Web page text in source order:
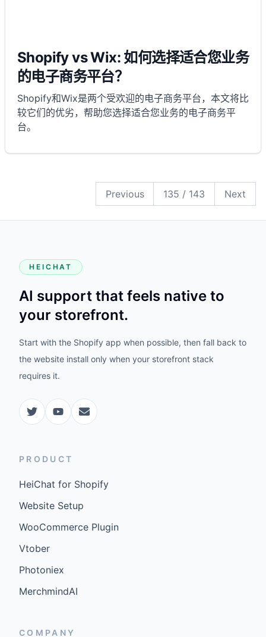
Shopify vs Wix: 如何选择适合您业务
的电子商务平台？
Shopify和Wix是两个受欢迎的电子商务平台，本文将比
较它们的优劣，帮助您选择适合您业务的电子商务平
台。
Previous 135 / 143 Next18
19
20
21
22
23
24
25
26
27
28
29
30
31
32
33
34
35
36
37
38
39
40
41
42
43
44
45
46
47
48
49
50
51
52
53
54
55
56
57
58
59
60
61
62
63
64
65
66
67
68
69
70
87
88
89
90
91
92
93
94
95
96
97
98
99
100
101
102
103
104
105
106
107
108
109
110
111
112
113
114
115
116
117
118
119
120
121
122
123
124
125
126
127
128
129
130
131
132
133
134
135
136
137
138
139
140
141
142
143
HEICHAT
AI support that feels native to
your storefront.
Start with the Shopify app when possible, then fall back to
the website install only when your storefront stack
requires it.
PRODUCT
HeiChat for Shopify
Website Setup
WooCommerce Plugin
Vtober
Photoniex
MerchmindAI
COMPANY